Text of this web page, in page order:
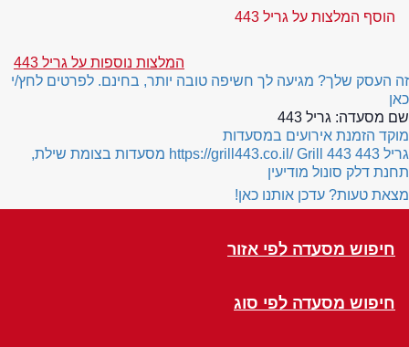
הוסף המלצות על גריל 443
המלצות נוספות על גריל 443
זה העסק שלך? מגיעה לך חשיפה טובה יותר, בחינם. לפרטים לחץ/י
כאן
שם מסעדה: גריל 443
מוקד הזמנת אירועים במסעדות
גריל 443
https://grill443.co.il/ Grill 443
מסעדות בצומת שילת,
תחנת דלק סונול מודיעין
מצאת טעות? עדכן אותנו כאן!
חיפוש מסעדה לפי אזור
חיפוש מסעדה לפי סוג